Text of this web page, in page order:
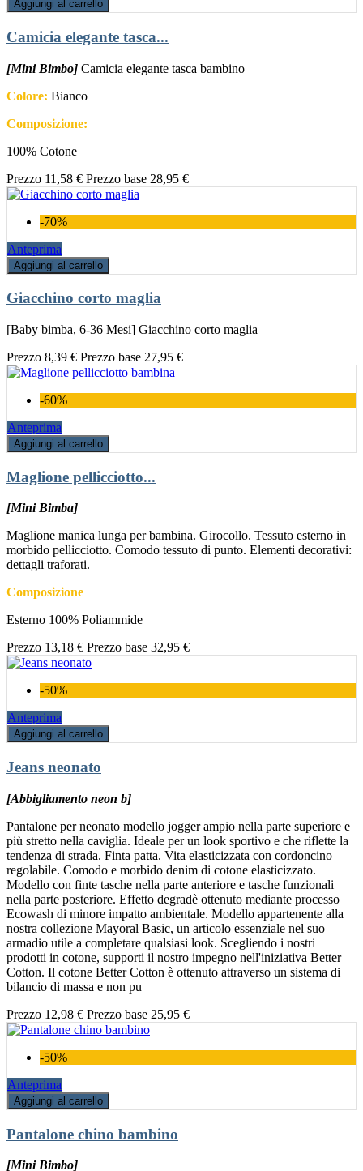
Aggiungi al carrello
Camicia elegante tasca...
[Mini Bimbo] Camicia elegante tasca bambino
Colore: Bianco
Composizione:
100% Cotone
Prezzo 11,58 € Prezzo base 28,95 €
-70%
Anteprima
Aggiungi al carrello
Giacchino corto maglia
[Baby bimba, 6-36 Mesi] Giacchino corto maglia
Prezzo 8,39 € Prezzo base 27,95 €
-60%
Anteprima
Aggiungi al carrello
Maglione pellicciotto...
[Mini Bimba]
Maglione manica lunga per bambina. Girocollo. Tessuto esterno in
morbido pellicciotto. Comodo tessuto di punto. Elementi decorativi:
dettagli traforati.
Composizione
Esterno 100% Poliammide
Prezzo 13,18 € Prezzo base 32,95 €
-50%
Anteprima
Aggiungi al carrello
Jeans neonato
[Abbigliamento neon b]
Pantalone per neonato modello jogger ampio nella parte superiore e
più stretto nella caviglia. Ideale per un look sportivo e che riflette la
tendenza di strada. Finta patta. Vita elasticizzata con cordoncino
regolabile. Comodo e morbido denim di cotone elasticizzato.
Modello con finte tasche nella parte anteriore e tasche funzionali
nella parte posteriore. Effetto degradè ottenuto mediante processo
Ecowash di minore impatto ambientale. Modello appartenente alla
nostra collezione Mayoral Basic, un articolo essenziale nel suo
armadio utile a completare qualsiasi look. Scegliendo i nostri
prodotti in cotone, supporti il nostro impegno nell'iniziativa Better
Cotton. Il cotone Better Cotton è ottenuto attraverso un sistema di
bilancio di massa e non pu
Prezzo 12,98 € Prezzo base 25,95 €
-50%
Anteprima
Aggiungi al carrello
Pantalone chino bambino
[Mini Bimbo]